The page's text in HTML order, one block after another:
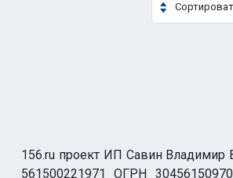
156.ru проект ИП Савин Владимир
561500221971 ОГРН